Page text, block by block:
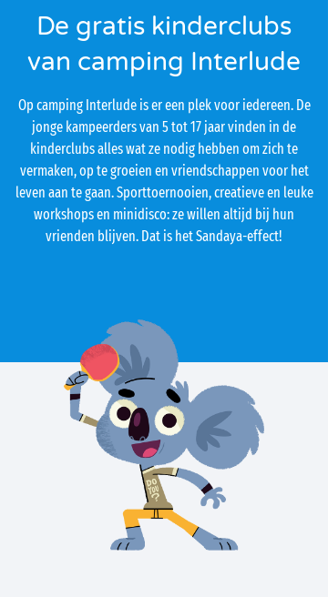
De gratis kinderclubs
van camping Interlude
Op camping Interlude is er een plek voor iedereen. De
jonge kampeerders van 5 tot 17 jaar vinden in de
kinderclubs alles wat ze nodig hebben om zich te
vermaken, op te groeien en vriendschappen voor het
leven aan te gaan. Sporttoernooien, creatieve en leuke
workshops en minidisco: ze willen altijd bij hun
vrienden blijven. Dat is het Sandaya-effect!